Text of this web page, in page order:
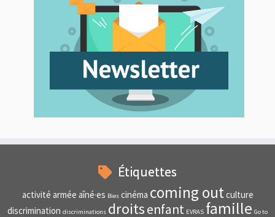
Étiquettes
activité armée aîné·es Bies cinéma coming outculture
discrimination discriminations droitsenfant EVRAS famille Go to